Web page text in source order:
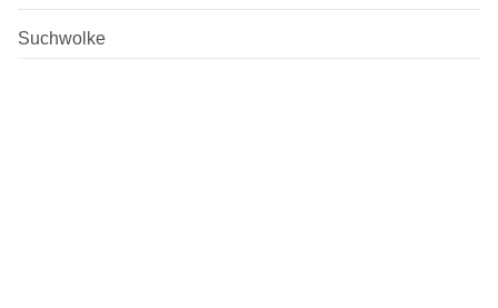
Suchwolke